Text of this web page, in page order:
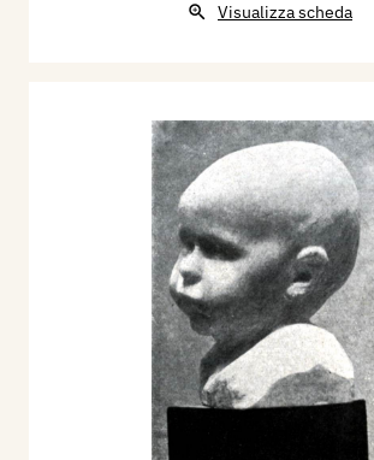
Visualizza scheda